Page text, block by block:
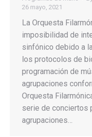
26 mayo, 2021
La Orquesta
imposibilidad de
sinfónico debido a
los protocolos de
programación de
agrupaciones
Orquesta
serie de conciertos
agrupaciones…